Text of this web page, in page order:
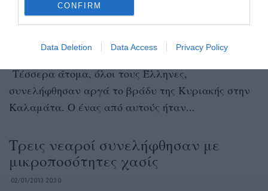
CONFIRM
Data Deletion Data Access Privacy Policy
Συνελήφθησαν τέσσερις για
Τέσσερα άτομα, όλοι τους Έλληνες,
συνελήφθησαν αργά το βράδυ της Κυριακής στην
Καλαμάτα. Ο ένας από αυτούς ήταν...
Τρεις νεαροί συνελήφθησαν με
μικροποσότητες χασίς
02/01/2013 20:30